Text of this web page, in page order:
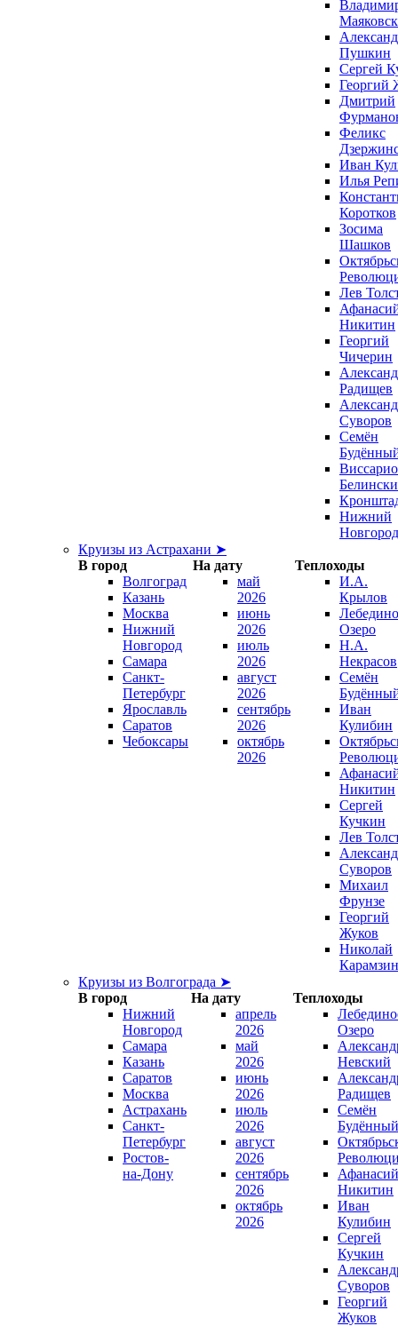
Пушкин
Сергей
Георгий
Дмитрий
Феликс
Иван
Илья
Коротков
Зосима
Шашков
Лев
Никитин
Георгий
Чичерин
Радищев
Суворов
Семён
Нижний
Новгород
Круизы из Астрахани ➤
В город
На дату
Теплоходы
Волгоград
Казань
Москва
Нижний
Новгород
Самара
Санкт-
Петербург
Ярославль
Саратов
Чебоксары
май
2026
июнь
2026
июль
2026
август
2026
сентябрь
2026
октябрь
2026
И.А.
Крылов
Озеро
Н.А.
Некрасов
Семён
Иван
Кулибин
Никитин
Сергей
Кучкин
Лев
Суворов
Михаил
Фрунзе
Георгий
Жуков
Николай
Карамзин
Круизы из Волгограда ➤
В город
На дату
Теплоходы
Нижний
Новгород
Самара
Казань
Саратов
Москва
Астрахань
Санкт-
Петербург
Ростов-
на-Дону
апрель
2026
май
2026
июнь
2026
июль
2026
август
2026
сентябрь
2026
октябрь
2026
Озеро
Невский
Радищев
Семён
Будённый
Афанасий
Никитин
Иван
Кулибин
Сергей
Кучкин
Суворов
Георгий
Жуков